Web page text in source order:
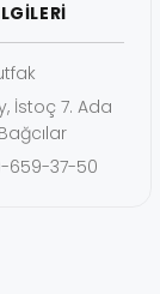
İstoç 7. Ada
659-37-50